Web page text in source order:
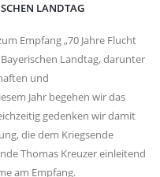
LANDTAG
Empfang „70 Jahre Flucht
Landtag, darunter
und
Jahr begehen wir das
gedenken wir damit
die dem Kriegsende
Thomas Kreuzer einleitend
am Empfang.